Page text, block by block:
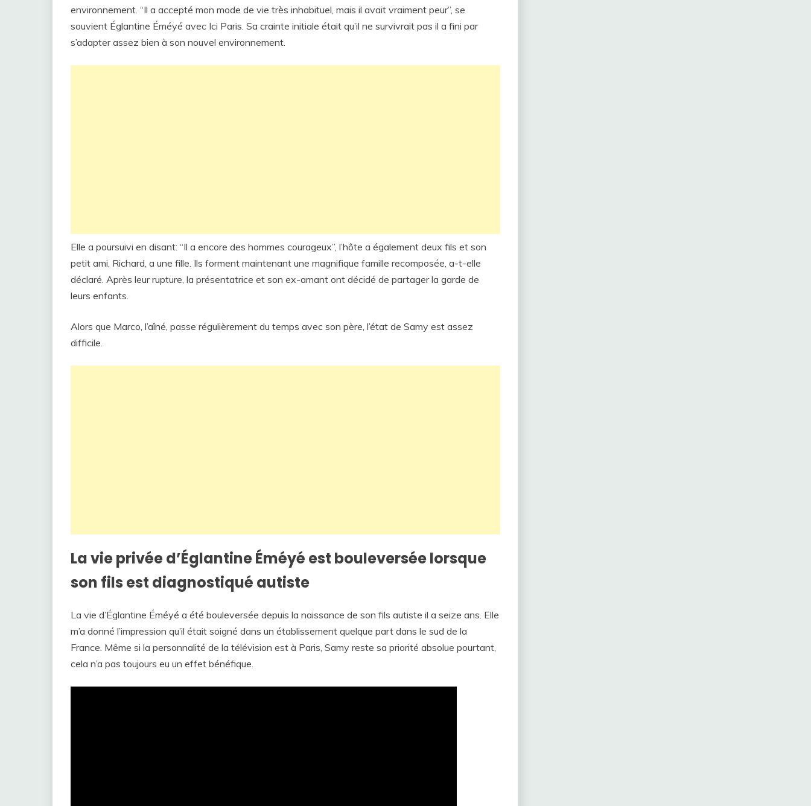
environnement. “Il a accepté mon mode de vie très inhabituel, mais il avait vraiment peur”, se
souvient Églantine Éméyé avec Ici Paris. Sa crainte initiale était qu’il ne survivrait pas il a fini par
s’adapter assez bien à son nouvel environnement.
Elle a poursuivi en disant: “Il a encore des hommes courageux”, l’hôte a également deux fils et son
petit ami, Richard, a une fille. Ils forment maintenant une magnifique famille recomposée, a-t-elle
déclaré. Après leur rupture, la présentatrice et son ex-amant ont décidé de partager la garde de
leurs enfants.
Alors que Marco, l’aîné, passe régulièrement du temps avec son père, l’état de Samy est assez
difficile.
La vie privée d’Églantine Éméyé est bouleversée lorsque
son fils est diagnostiqué autiste
La vie d’Églantine Éméyé a été bouleversée depuis la naissance de son fils autiste il a seize ans. Elle
m’a donné l’impression qu’il était soigné dans un établissement quelque part dans le sud de la
France. Même si la personnalité de la télévision est à Paris, Samy reste sa priorité absolue pourtant,
cela n’a pas toujours eu un effet bénéfique.